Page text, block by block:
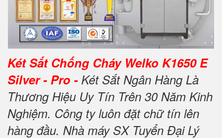
Két Sắt Chống Cháy Welko K1650 E
Silver - Pro - Két Sắt Ngân Hàng Là
Thương Hiệu Uy Tín Trên 30 Năm Kinh
Nghiệm. Công ty luôn đặt chữ tín lên
hàng đầu. Nhà máy SX Tuyển Đại Lý